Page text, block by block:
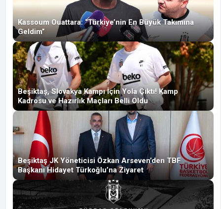
Kassoum Ouattara: “Türkiye’nin En Büyük Takımına
Geldim”
Beşiktaş, Slovakya Kampı İçin Yola Çıktı! Kamp
Kadrosu ve Hazırlık Maçları Belli Oldu
Beşiktaş JK Yöneticisi Özkan Arseven’den TBF
Başkanı Hidayet Türkoğlu’na Ziyaret